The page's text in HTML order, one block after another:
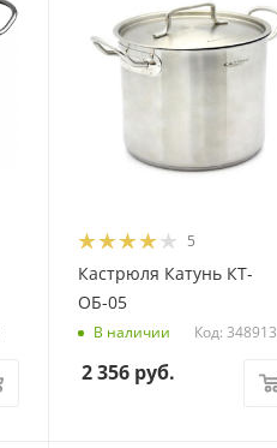
5
Кастрюля Катунь КТ-
ОБ-05
В наличии Код: 348913
2 356руб.